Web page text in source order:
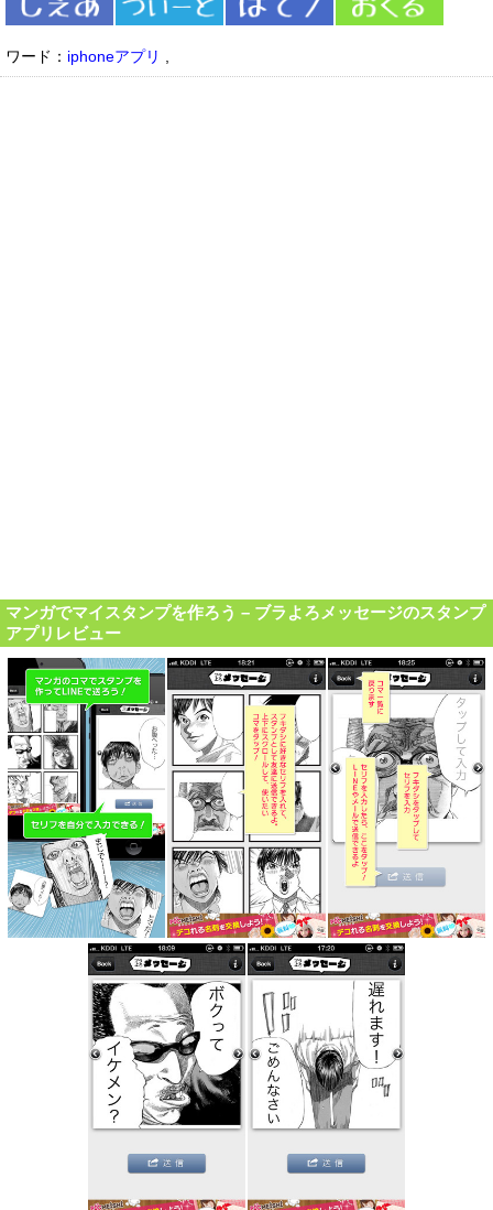
ワード： iphoneアプリ
マンガでマイスタンプを作ろう – ブラよろメッセージのスタンプ
アプリレビュー